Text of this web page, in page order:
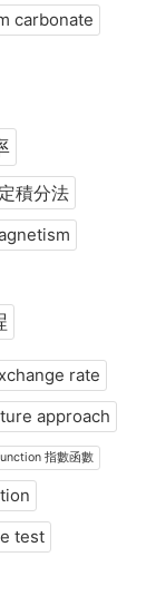
carbonate
積分法
rate
approach
指數函數
test